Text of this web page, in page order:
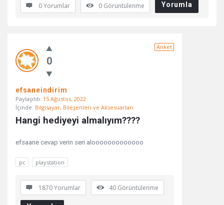
0 Yorumlar 0 Görüntülenme Yorumla
0
Anket
efsaneindirim
Paylaşıldı: 15 Ağustos, 2022
İçinde: Bilgisayar, Bileşenleri ve Aksesuarları
Hangi hediyeyi almalıyım????
efsaane cevap verin seri alooooooooooooo
pc playstation
1870 Yorumlar 40 Görüntülenme